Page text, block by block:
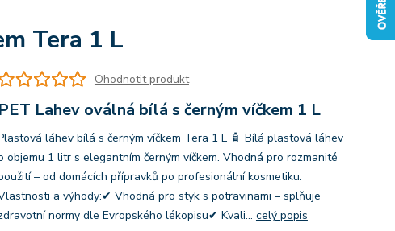
Tera 1 L
Ohodnotit produkt
PET Lahev oválná bílá s černým víčkem 1 L
láhev bílá s černým víčkem Tera 1 L 🧴 Bílá plastová láhev
objemu 1 litr s elegantním černým víčkem. Vhodná pro rozmanité
– od domácích přípravků po profesionální kosmetiku.
a výhody:✔ Vhodná pro styk s potravinami – splňuje
normy dle Evropského lékopisu✔ Kvali... celý popis